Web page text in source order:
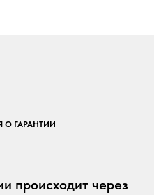
ГАРАНТИИ
происходит через